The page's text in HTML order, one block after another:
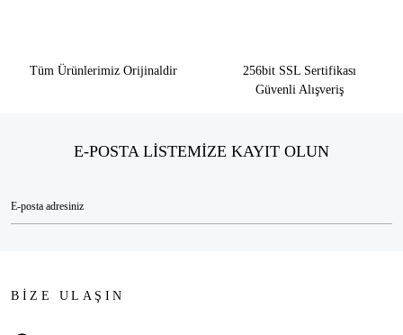
Tüm Ürünlerimiz Orijinaldir
256bit SSL Sertifikası
Güvenli Alışveriş
E-POSTA LİSTEMİZE KAYIT OLUN
BİZE ULAŞIN